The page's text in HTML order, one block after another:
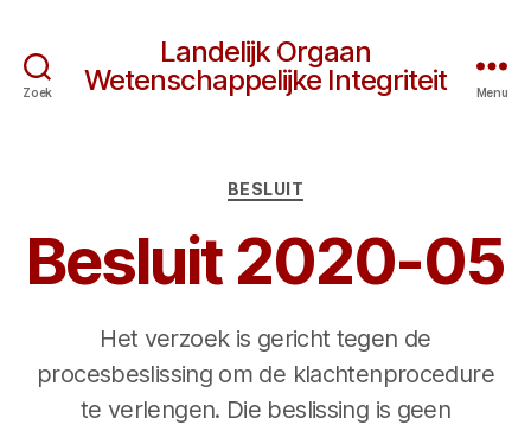
Zoek
Landelijk Orgaan
Wetenschappelijke Integriteit
Menu
Categorieën
BESLUIT
Besluit 2020-05
Het verzoek is gericht tegen de
procesbeslissing om de klachtenprocedure
te verlengen. Die beslissing is geen